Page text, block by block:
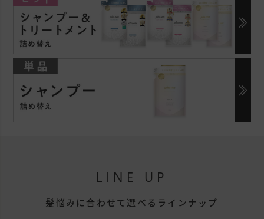
LINE UP
髪悩みに合わせて選べるラインナップ